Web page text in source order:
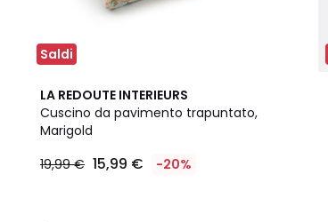
Saldi
LA REDOUTE INTERIEURS
Cuscino da pavimento trapuntato,
Marigold
19,99 € 15,99 € -20%
4,1
/ 5